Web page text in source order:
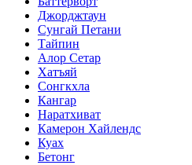
Джорджтаун
Сунгай Петани
Тайпин
Алор Сетар
Хатъяй
Сонгкхла
Кангар
Наратхиват
Камерон Хайлендс
Куах
Бетонг